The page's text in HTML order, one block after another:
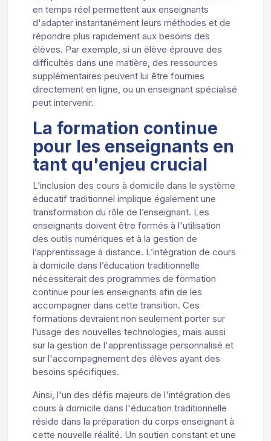
en temps réel permettent aux enseignants
d'adapter instantanément leurs méthodes et de
répondre plus rapidement aux besoins des
élèves. Par exemple, si un élève éprouve des
difficultés dans une matière, des ressources
supplémentaires peuvent lui être fournies
directement en ligne, ou un enseignant spécialisé
peut intervenir.
La formation continue
pour les enseignants en
tant qu'enjeu crucial
L’inclusion des cours à domicile dans le système
éducatif traditionnel implique également une
transformation du rôle de l’enseignant. Les
enseignants doivent être formés à l'utilisation
des outils numériques et à la gestion de
l’apprentissage à distance. L’intégration de cours
à domicile dans l’éducation traditionnelle
nécessiterait des programmes de formation
continue pour les enseignants afin de les
accompagner dans cette transition. Ces
formations devraient non seulement porter sur
l’usage des nouvelles technologies, mais aussi
sur la gestion de l'apprentissage personnalisé et
sur l'accompagnement des élèves ayant des
besoins spécifiques.
Ainsi, l'un des défis majeurs de l'intégration des
cours à domicile dans l'éducation traditionnelle
réside dans la préparation du corps enseignant à
cette nouvelle réalité. Un soutien constant et une